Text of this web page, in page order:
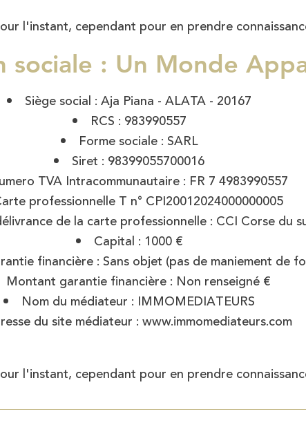
l'instant, cependant pour en prendre
sociale : Un Monde
Siège social : Aja Piana - ALATA - 20167
RCS : 983990557
Forme sociale : SARL
Siret : 98399055700016
TVA Intracommunautaire : FR 7 4983990557
professionnelle T n° CPI20012024000000005
de la carte professionnelle : CCI Corse du
Capital : 1000 €
financière : Sans objet (pas de maniement de
Montant garantie financière : Non renseigné €
Nom du médiateur : IMMOMEDIATEURS
du site médiateur : www.immomediateurs.com
l'instant, cependant pour en prendre